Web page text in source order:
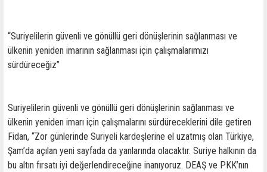
“Suriyelilerin güvenli ve gönüllü geri dönüşlerinin sağlanması ve
ülkenin yeniden imarının sağlanması için çalışmalarımızı
sürdüreceğiz”
Suriyelilerin güvenli ve gönüllü geri dönüşlerinin sağlanması ve
ülkenin yeniden imarı için çalışmalarını sürdüreceklerini dile getiren
Fidan, “Zor günlerinde Suriyeli kardeşlerine el uzatmış olan Türkiye,
Şam’da açılan yeni sayfada da yanlarında olacaktır. Suriye halkının da
bu altın fırsatı iyi değerlendireceğine inanıyoruz. DEAŞ ve PKK’nın